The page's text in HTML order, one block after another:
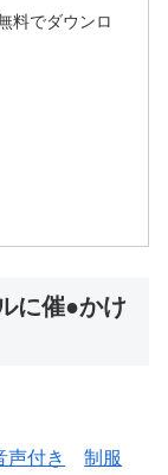
料でダウンロ
に催●かけ
声付き
制服